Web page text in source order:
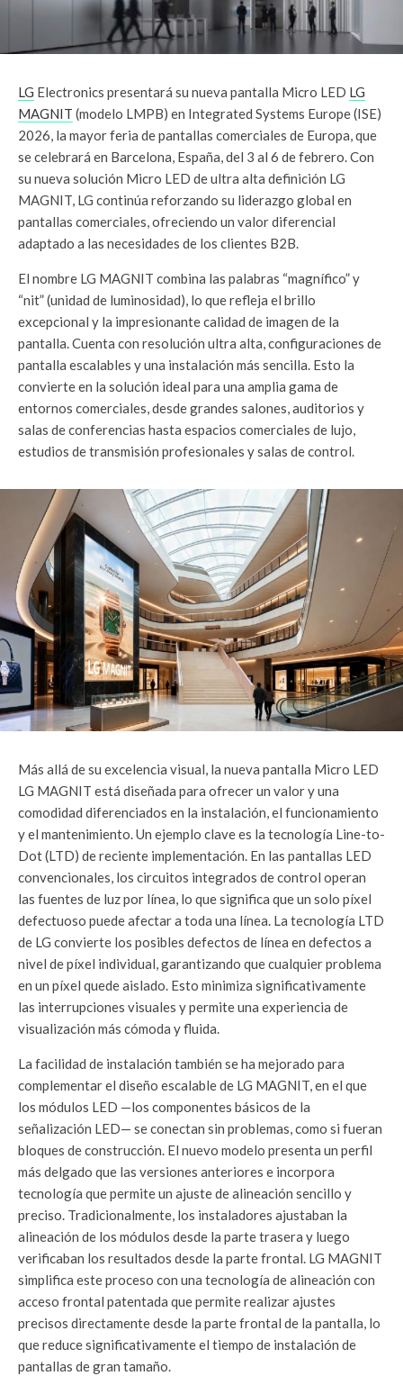
LG Electronics presentará su nueva pantalla Micro LED LG
MAGNIT (modelo LMPB) en Integrated Systems Europe (ISE)
2026, la mayor feria de pantallas comerciales de Europa, que
se celebrará en Barcelona, ​​España, del 3 al 6 de febrero. Con
su nueva solución Micro LED de ultra alta definición LG
MAGNIT, LG continúa reforzando su liderazgo global en
pantallas comerciales, ofreciendo un valor diferencial
adaptado a las necesidades de los clientes B2B.
El nombre LG MAGNIT combina las palabras “magnífico” y
“nit” (unidad de luminosidad), lo que refleja el brillo
excepcional y la impresionante calidad de imagen de la
pantalla. Cuenta con resolución ultra alta, configuraciones de
pantalla escalables y una instalación más sencilla. Esto la
convierte en la solución ideal para una amplia gama de
entornos comerciales, desde grandes salones, auditorios y
salas de conferencias hasta espacios comerciales de lujo,
estudios de transmisión profesionales y salas de control.
Más allá de su excelencia visual, la nueva pantalla Micro LED
LG MAGNIT está diseñada para ofrecer un valor y una
comodidad diferenciados en la instalación, el funcionamiento
y el mantenimiento. Un ejemplo clave es la tecnología Line-to-
Dot (LTD) de reciente implementación. En las pantallas LED
convencionales, los circuitos integrados de control operan
las fuentes de luz por línea, lo que significa que un solo píxel
defectuoso puede afectar a toda una línea. La tecnología LTD
de LG convierte los posibles defectos de línea en defectos a
nivel de píxel individual, garantizando que cualquier problema
en un píxel quede aislado. Esto minimiza significativamente
las interrupciones visuales y permite una experiencia de
visualización más cómoda y fluida.
La facilidad de instalación también se ha mejorado para
complementar el diseño escalable de LG MAGNIT, en el que
los módulos LED —los componentes básicos de la
señalización LED— se conectan sin problemas, como si fueran
bloques de construcción. El nuevo modelo presenta un perfil
más delgado que las versiones anteriores e incorpora
tecnología que permite un ajuste de alineación sencillo y
preciso. Tradicionalmente, los instaladores ajustaban la
alineación de los módulos desde la parte trasera y luego
verificaban los resultados desde la parte frontal. LG MAGNIT
simplifica este proceso con una tecnología de alineación con
acceso frontal patentada que permite realizar ajustes
precisos directamente desde la parte frontal de la pantalla, lo
que reduce significativamente el tiempo de instalación de
pantallas de gran tamaño.